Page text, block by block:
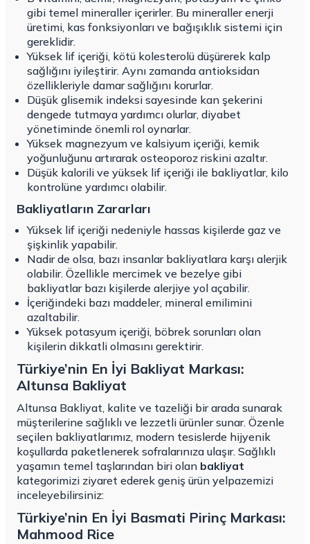
gibi temel mineraller içerirler. Bu mineraller enerji
üretimi, kas fonksiyonları ve bağışıklık sistemi için
gereklidir.
Yüksek lif içeriği, kötü kolesterolü düşürerek kalp
sağlığını iyileştirir. Aynı zamanda antioksidan
özellikleriyle damar sağlığını korurlar.
Düşük glisemik indeksi sayesinde kan şekerini
dengede tutmaya yardımcı olurlar, diyabet
yönetiminde önemli rol oynarlar.
Yüksek magnezyum ve kalsiyum içeriği, kemik
yoğunluğunu artırarak osteoporoz riskini azaltır.
Düşük kalorili ve yüksek lif içeriği ile bakliyatlar, kilo
kontrolüne yardımcı olabilir.
Bakliyatların Zararları
Yüksek lif içeriği nedeniyle hassas kişilerde gaz ve
şişkinlik yapabilir.
Nadir de olsa, bazı insanlar bakliyatlara karşı alerjik
olabilir. Özellikle mercimek ve bezelye gibi
bakliyatlar bazı kişilerde alerjiye yol açabilir.
İçeriğindeki bazı maddeler, mineral emilimini
azaltabilir.
Yüksek potasyum içeriği, böbrek sorunları olan
kişilerin dikkatli olmasını gerektirir.
Türkiye’nin En İyi Bakliyat Markası:
Altunsa Bakliyat
Altunsa Bakliyat, kalite ve tazeliği bir arada sunarak
müşterilerine sağlıklı ve lezzetli ürünler sunar. Özenle
seçilen bakliyatlarımız, modern tesislerde hijyenik
koşullarda paketlenerek sofralarınıza ulaşır. Sağlıklı
yaşamın temel taşlarından biri olan bakliyat
kategorimizi ziyaret ederek geniş ürün yelpazemizi
inceleyebilirsiniz:
Türkiye’nin En İyi Basmati Pirinç Markası:
Mahmood Rice